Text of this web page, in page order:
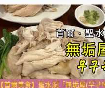
【首爾美食】聖水洞「無垢屋(무구